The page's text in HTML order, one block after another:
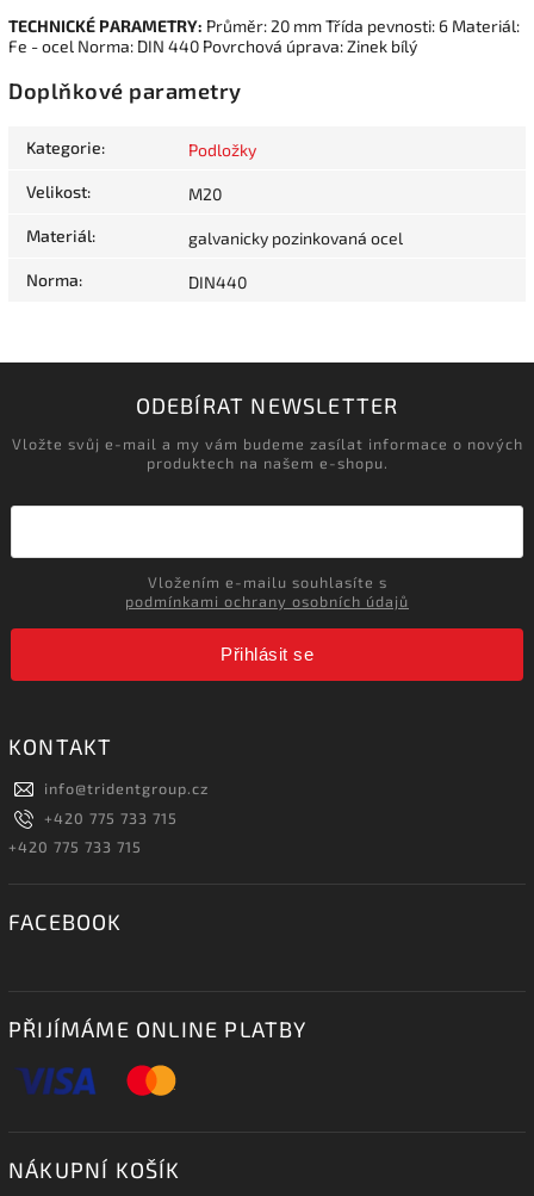
TECHNICKÉ PARAMETRY: Průměr: 20 mm Třída pevnosti: 6 Materiál:
Fe - ocel Norma: DIN 440 Povrchová úprava: Zinek bílý
Doplňkové parametry
Kategorie: Podložky
Velikost: M20
Materiál: galvanicky pozinkovaná ocel
Norma: DIN440
ODEBÍRAT NEWSLETTER
Vložte svůj e-mail a my vám budeme zasílat informace o nových
produktech na našem e-shopu.
podmínkami ochrany osobních údajů
Přihlásit se
KONTAKT
info@tridentgroup.cz
+420 775 733 715
+420 775 733 715
FACEBOOK
PŘIJÍMÁME ONLINE PLATBY
NÁKUPNÍ KOŠÍK